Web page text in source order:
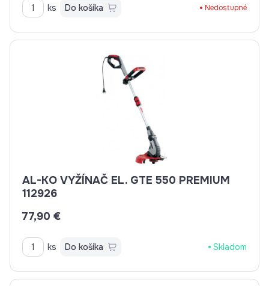
ks Do košíka Nedostupné
AL-KO VYŽÍNAČ EL. GTE 550 PREMIUM
112926
77,90 €
ks Do košíka Skladom